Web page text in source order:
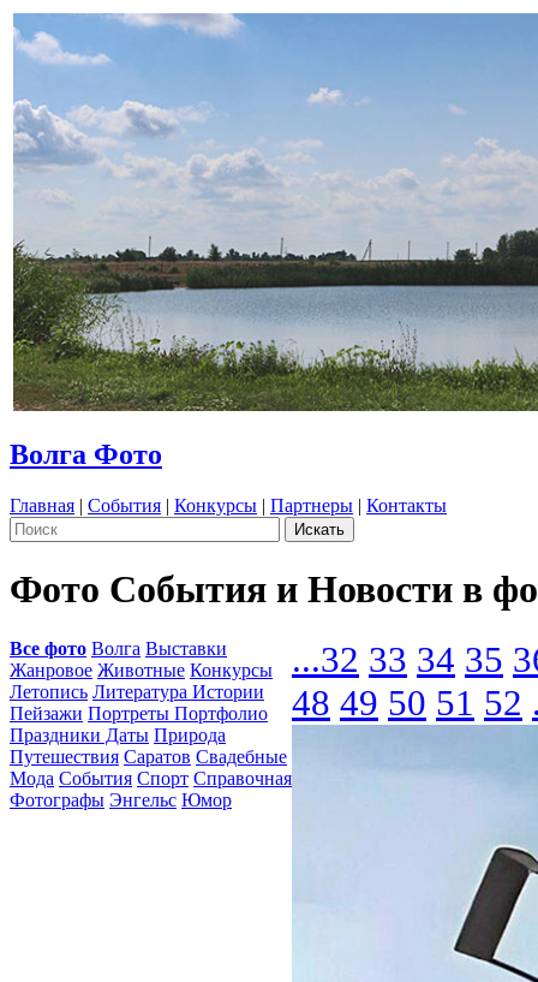
Волга Фото
Главная | События | Конкурсы | Партнеры | Контакты
Фото События и Новости в
Все фото Волга Выставки
Жанровое Животные Конкурсы
Летопись Литература Истории
Пейзажи Портреты Портфолио
Праздники Даты Природа
Путешествия Саратов Свадебные
Мода События Спорт Справочная
Фотографы Энгельс Юмор
...32 33 34 35
48 49 50 51 52